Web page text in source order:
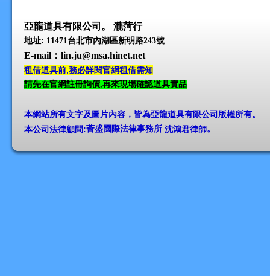
亞龍道具有限公司。 瀧菏行
地址: 11471台北市內湖區新明路243號
E-mail ：lin.ju@msa.hinet.net
租借道具前,務必詳閱官網租借需知
請先在官網註冊詢價,再來現場確認道具實品
本網站所有文字及圖片內容，皆為亞龍道具有限公司版權所有。
本公司法律顧問:薈盛國際法律事務所 沈鴻君律師。